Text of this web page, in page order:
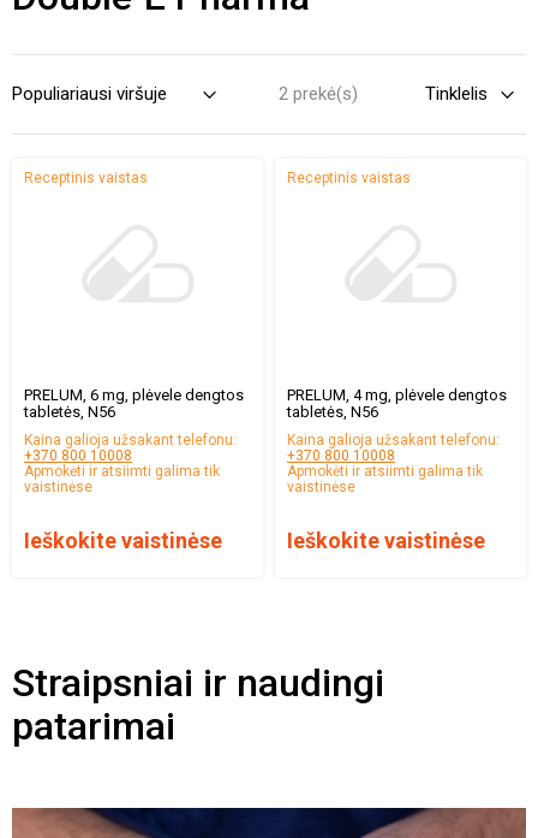
2 prekė(s)
Receptinis vaistas
PRELUM, 6 mg, plėvele dengtos
tabletės, N56
Kaina galioja užsakant telefonu:
+370 800 10008
Apmokėti ir atsiimti galima tik
vaistinėse
Ieškokite vaistinėse
Receptinis vaistas
PRELUM, 4 mg, plėvele dengtos
tabletės, N56
Kaina galioja užsakant telefonu:
+370 800 10008
Apmokėti ir atsiimti galima tik
vaistinėse
Ieškokite vaistinėse
Straipsniai ir naudingi
patarimai